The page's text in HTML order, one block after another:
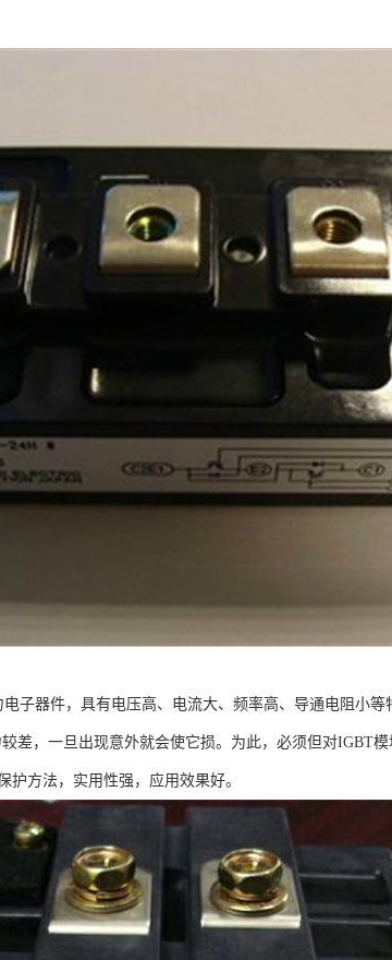
子器件，具有电压高、电流大、频率高、导通电阻小
差，一旦出现意外就会使它损。为此，必须但对IGBT
方法，实用性强，应用效果好。